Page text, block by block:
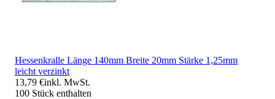
Hessenkralle Länge 140mm Breite 20mm Stärke 1,25mm
leicht verzinkt
13,79 €inkl. MwSt.
100 Stück enthalten